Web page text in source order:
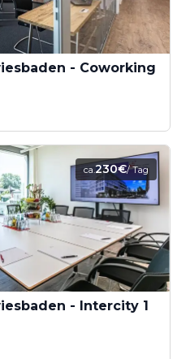
- Coworking
ca.230€/ Tag
- Intercity 1